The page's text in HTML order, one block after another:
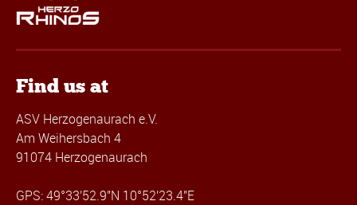
Find us at
ASV Herzogenaurach e.V.
Am Weihersbach 4
91074 Herzogenaurach
GPS: 49°33'52.9"N 10°52'23.4"E